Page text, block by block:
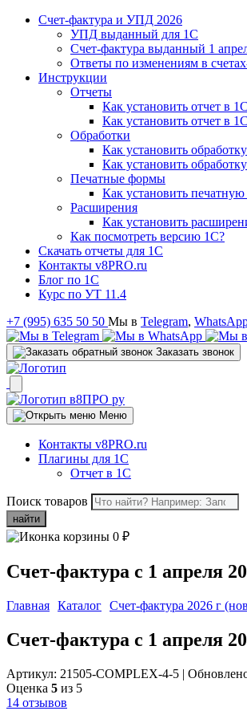
Счет-фактура и УПД 2026
УПД выданный для 1C
Счет-фактура выданный 1
Ответы по изменениям в
Инструкции
Отчеты
Как установить отчет в
Как установить отчет в
Обработки
Как установить
Как установить
Печатные формы
Как установить
Расширения
Как установить
Как посмотреть версию 1С?
Скачать отчеты для 1С
Контакты v8PRO.ru
Блог по 1С
Курс по УТ 11.4
+7 (995) 635 50 50 Мы в Telegram,
Заказать звонок
Меню
Контакты v8PRO.ru
Плагины для 1С
Отчет в 1С
Поиск товаров
найти
0 ₽
Счет-фактура с 1 апреля
Главная Каталог Счет-фактура 2026 г
Счет-фактура с 1 апреля
Артикул: 21505-COMPLEX-4-5 |
Оценка 5 из 5
14 отзывов